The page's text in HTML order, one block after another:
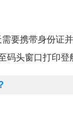
携带身份证
码头窗口打印登